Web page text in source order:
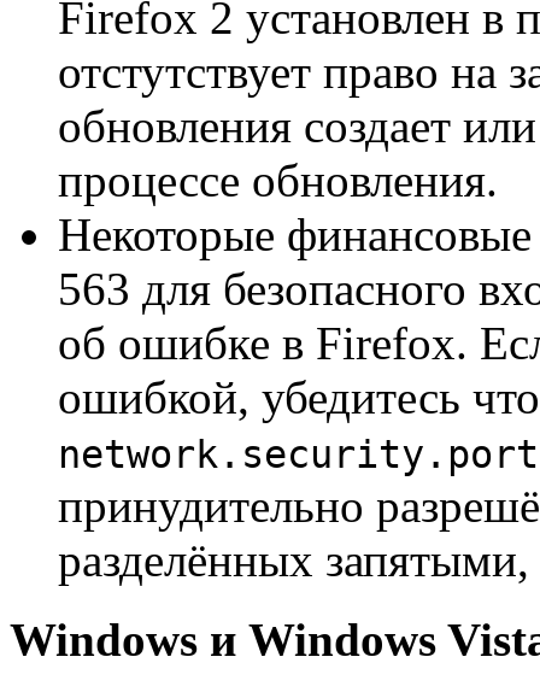
Firefox 2 установлен в
отстутствует право на
обновления создает
процессе обновления.
Некоторые
563 для безопасного
об ошибке в Firefox.
ошибкой, убедитесь
принудительно
разделённых
Windows и Windows